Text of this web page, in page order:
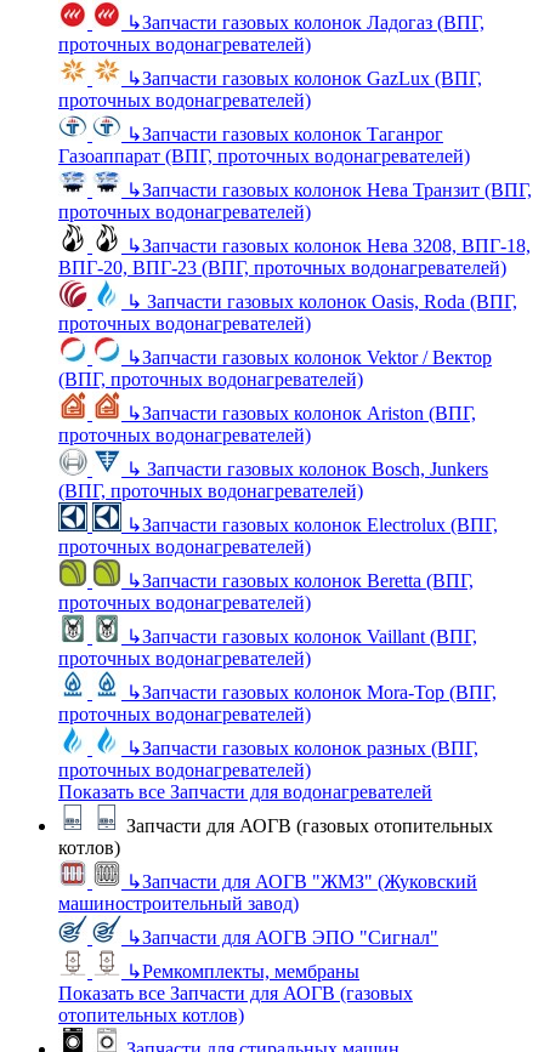
↳Запчасти газовых колонок Ладогаз (ВПГ,
проточных водонагревателей)
↳Запчасти газовых колонок GazLux (ВПГ,
проточных водонагревателей)
↳Запчасти газовых колонок Таганрог
Газоаппарат (ВПГ, проточных водонагревателей)
↳Запчасти газовых колонок Нева Транзит (ВПГ,
проточных водонагревателей)
↳Запчасти газовых колонок Нева 3208, ВПГ-18,
ВПГ-20, ВПГ-23 (ВПГ, проточных водонагревателей)
↳ Запчасти газовых колонок Oasis, Roda (ВПГ,
проточных водонагревателей)
↳Запчасти газовых колонок Vektor / Вектор
(ВПГ, проточных водонагревателей)
↳Запчасти газовых колонок Ariston (ВПГ,
проточных водонагревателей)
↳ Запчасти газовых колонок Bosch, Junkers
(ВПГ, проточных водонагревателей)
↳Запчасти газовых колонок Electrolux (ВПГ,
проточных водонагревателей)
↳Запчасти газовых колонок Beretta (ВПГ,
проточных водонагревателей)
↳Запчасти газовых колонок Vaillant (ВПГ,
проточных водонагревателей)
↳Запчасти газовых колонок Mora-Top (ВПГ,
проточных водонагревателей)
↳Запчасти газовых колонок разных (ВПГ,
проточных водонагревателей)
Показать все Запчасти для водонагревателей
Запчасти для АОГВ (газовых отопительных
котлов)
↳Запчасти для АОГВ "ЖМЗ" (Жуковский
машиностроительный завод)
↳Запчасти для АОГВ ЭПО "Сигнал"
↳Ремкомплекты, мембраны
Показать все Запчасти для АОГВ (газовых
отопительных котлов)